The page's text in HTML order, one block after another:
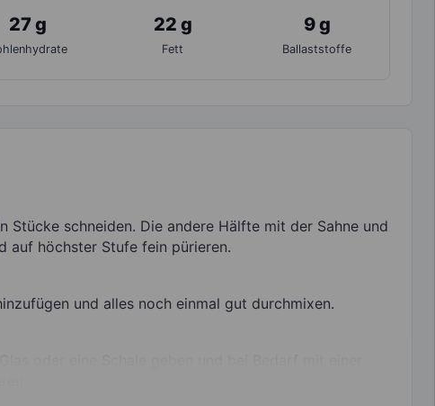
27 g 22 g
Fett
9 g
Ballaststoffe
Stücke schneiden. Die andere Hälfte mit der Sahne und
auf höchster Stufe fein pürieren.
und alles noch einmal gut durchmixen.